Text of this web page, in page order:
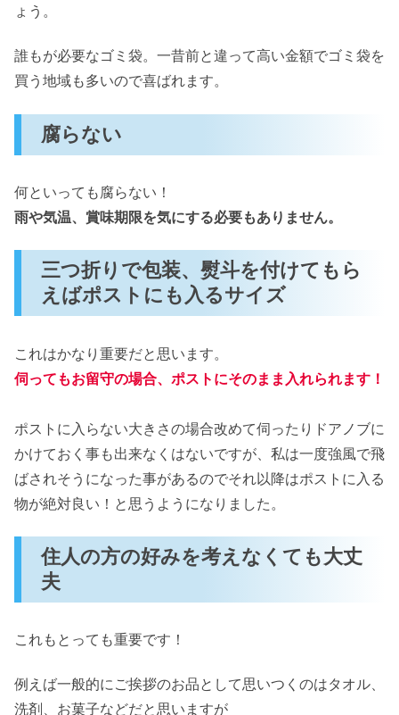
ょう。
誰もが必要なゴミ袋。一昔前と違って高い金額でゴミ袋を
買う地域も多いので喜ばれます。
腐らない
何といっても腐らない！
雨や気温、賞味期限を気にする必要もありません。
三つ折りで包装、熨斗を付けてもら
えばポストにも入るサイズ
これはかなり重要だと思います。
伺ってもお留守の場合、ポストにそのまま入れられます！
ポストに入らない大きさの場合改めて伺ったりドアノブに
かけておく事も出来なくはないですが、私は一度強風で飛
ばされそうになった事があるのでそれ以降はポストに入る
物が絶対良い！と思うようになりました。
住人の方の好みを考えなくても大丈
夫
これもとっても重要です！
例えば一般的にご挨拶のお品として思いつくのはタオル、
洗剤、お菓子などだと思いますが